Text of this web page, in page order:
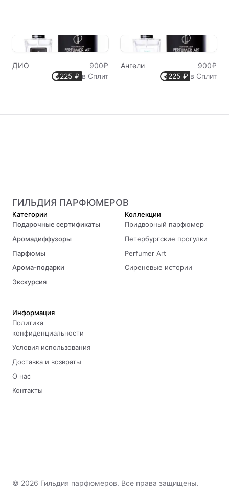
ДИО
900₽
225 ₽ в Сплит
Ангели
900₽
225 ₽ в Сплит
ГИЛЬДИЯ ПАРФЮМЕРОВ
Категории
Подарочные сертификаты
Аромадиффузоры
Парфюмы
Арома-подарки
Экскурсия
Коллекции
Придворный парфюмер
Петербургские прогулки
Perfumer Art
Сиреневые истории
Информация
Политика
конфиденциальности
Условия использования
Доставка и возвраты
О нас
Контакты
© 2026 Гильдия парфюмеров. Все права защищены.